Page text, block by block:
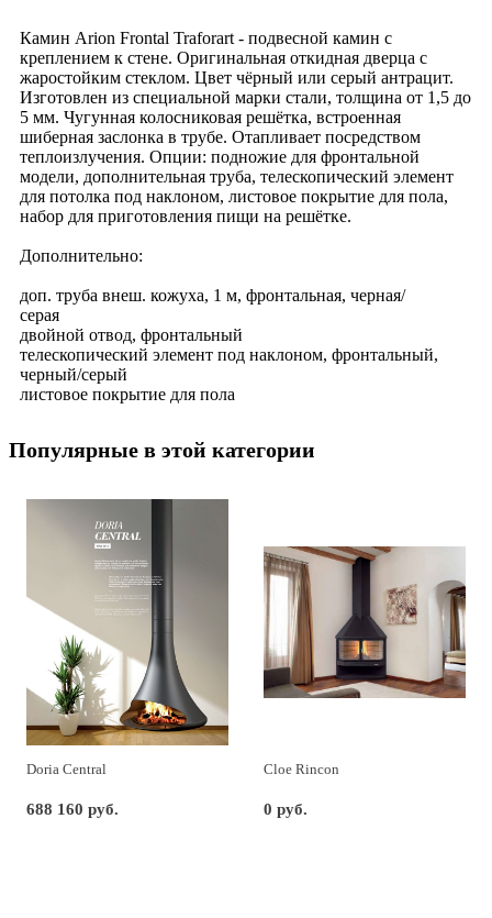
Камин Arion Frontal Traforart - подвесной камин с
креплением к стене. Оригинальная откидная дверца с
жаростойким стеклом. Цвет чёрный или серый антрацит.
Изготовлен из специальной марки стали, толщина от 1,5 до
5 мм. Чугунная колосниковая решётка, встроенная
шиберная заслонка в трубе. Отапливает посредством
теплоизлучения. Опции: подножие для фронтальной
модели, дополнительная труба, телескопический элемент
для потолка под наклоном, листовое покрытие для пола,
набор для приготовления пищи на решётке.
Дополнительно:
доп. труба внеш. кожуха, 1 м, фронтальная, черная/
серая
двойной отвод, фронтальный
телескопический элемент под наклоном, фронтальный,
черный/серый
листовое покрытие для пола
Популярные в этой категории
Doria Central
688 160 руб.
Cloe Rincon
0 руб.